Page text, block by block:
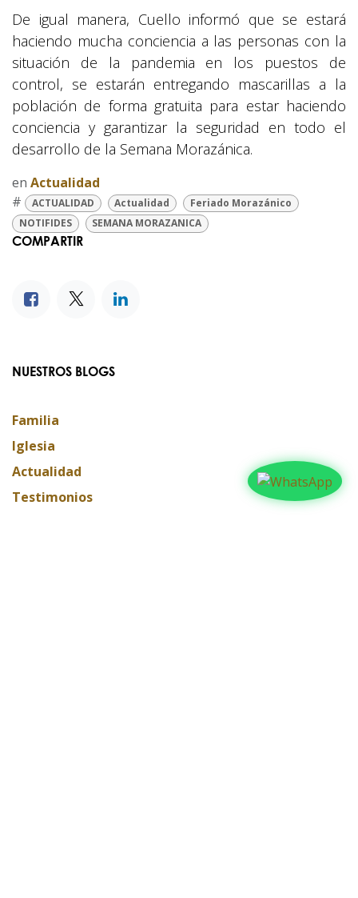
De igual manera, Cuello informó que se estará
haciendo mucha conciencia a las personas con la
situación de la pandemia en los puestos de
control, se estarán entregando mascarillas a la
población de forma gratuita para estar haciendo
conciencia y garantizar la seguridad en todo el
desarrollo de la Semana Morazánica.
en Actualidad
#
ACTUALIDAD Actualidad
Feriado Morazánico
NOTIFIDES
SEMANA MORAZANICA
COMPARTIR
NUESTROS BLOGS
Familia
Iglesia
Actualidad
Testimonios